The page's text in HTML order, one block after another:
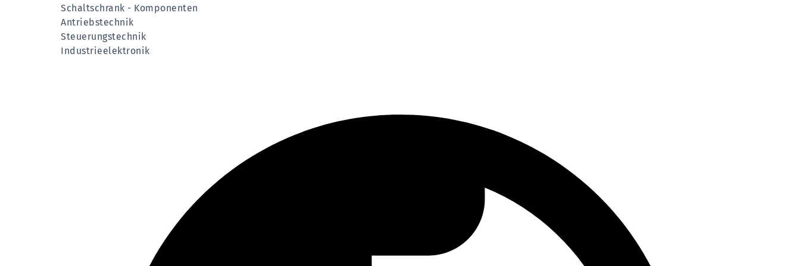
Schaltschrank - Komponenten
Antriebstechnik
Steuerungstechnik
Industrieelektronik